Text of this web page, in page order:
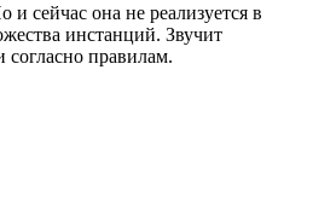
сейчас она не реализуется в
инстанций. Звучит
правилам.